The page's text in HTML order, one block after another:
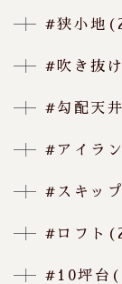
#狭小地
#吹き抜
#勾配天
#アイラ
#スキッ
#ロフト
#10坪台